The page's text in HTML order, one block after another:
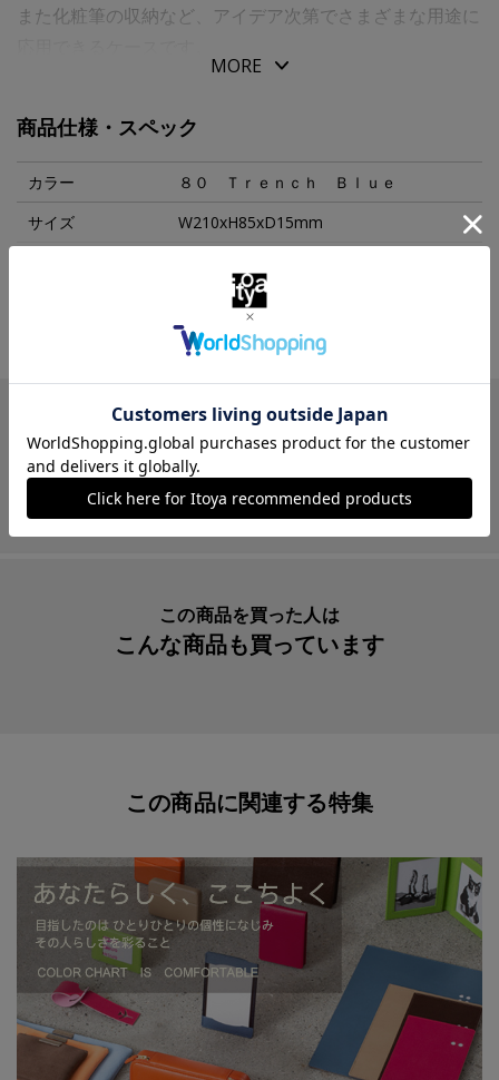
また化粧筆の収納など、アイデア次第でさまざまな用途に
毎日持ち運びたい、使い勝手のよいアイテムです。
素材には、おどろくほどの軽さ、なめらかでやわらかな質
感、優れた耐久性をもつウルトラスエード（Ｒ）を用い、
デイリーユースでもトラベルユースでも快適に使えます。
表面のなめらかな質感がながく保たれるよう改良した生地
人工皮革（ウルトラスエード（Ｒ））、牛革
【サイズ】
Ｗ２１０ｘＨ８０ｍｍ（ケース部分）
＊製品の仕上がりにより、サイズが多少異なる場合がご
ざいます。
「紙」に変更となります。
※１１月１日より順次切り替えとなります。
MORE
商品仕様・スペック
カラー
８０ Ｔｒｅｎｃｈ Ｂｌｕｅ
サイズ
W210xH85xD15mm
日本
入数明細
１個
メーカー品番
AEG0280
MORE
この商品を見た人は
こんな商品も見ています
この商品を買った人は
こんな商品も買っています
この商品に関連する特集